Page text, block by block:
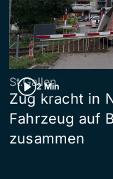
2 Min
St.Gallen
Zug kracht in
Fahrzeug auf
zusammen